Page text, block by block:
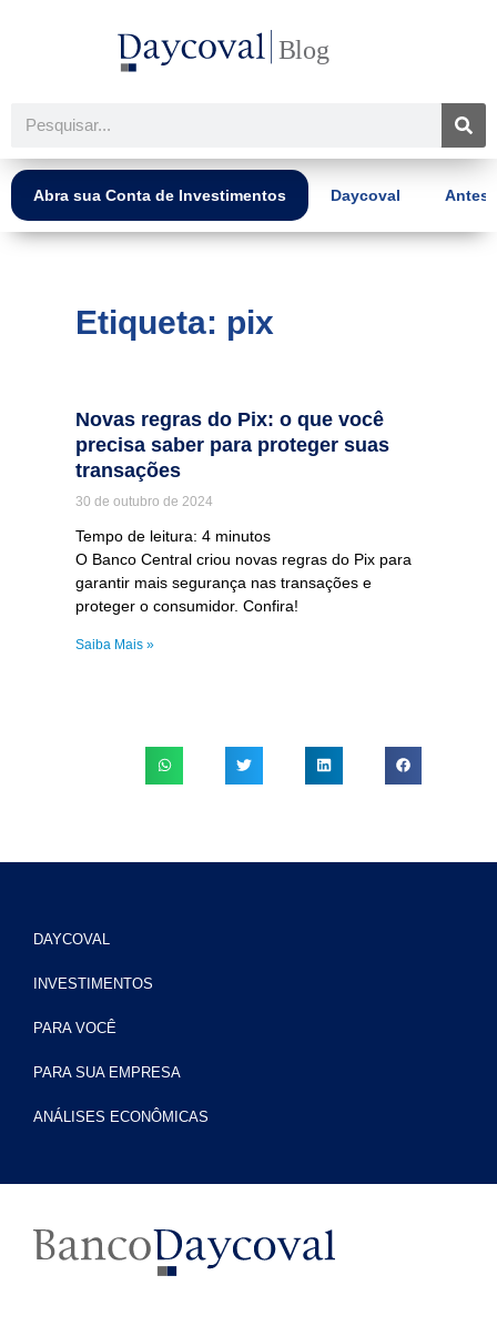
Pesquisar
Abra sua Conta de Investimentos Daycoval Antes
Etiqueta: pix
Novas regras do Pix: o que você
precisa saber para proteger suas
transações
30 de outubro de 2024
Tempo de leitura: 4 minutos
O Banco Central criou novas regras do Pix para
garantir mais segurança nas transações e
proteger o consumidor. Confira!
Saiba Mais »
DAYCOVAL
INVESTIMENTOS
PARA VOCÊ
PARA SUA EMPRESA
ANÁLISES ECONÔMICAS